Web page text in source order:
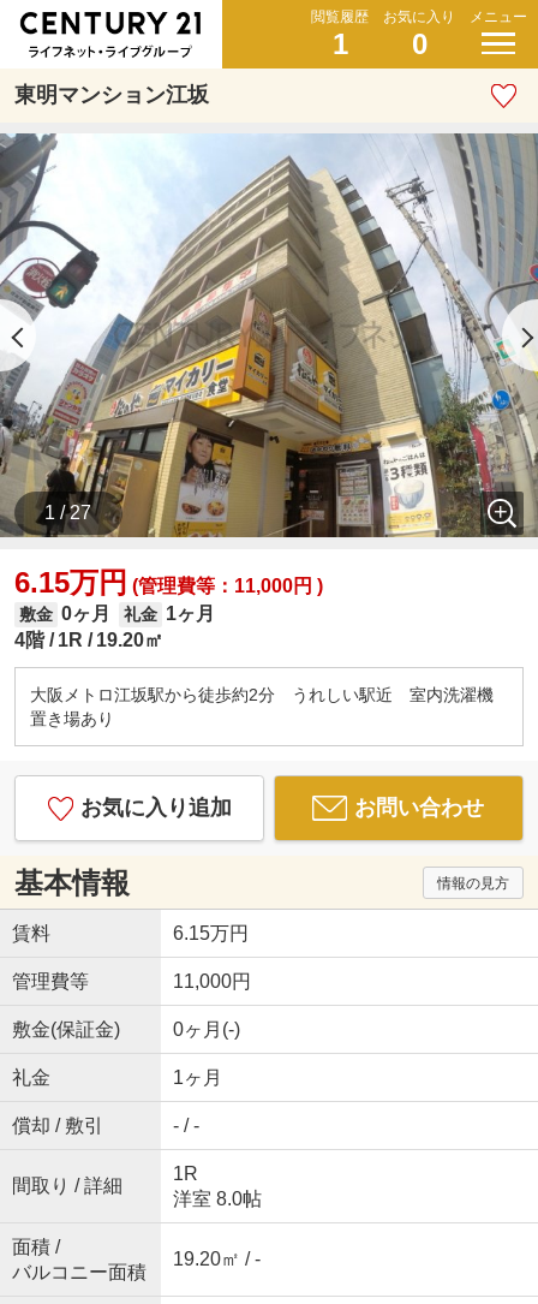
閲覧履歴
1
お気に入り
0
メニュー
東明マンション江坂
1 / 27
6.15万円 (管理費等：11,000円 )
敷金 0ヶ月 礼金 1ヶ月
4階
1R 19.20㎡
大阪メトロ江坂駅から徒歩約2分 うれしい駅近 室内洗濯機
置き場あり
お気に入り追加 お問い合わせ
基本情報 情報の見方
賃料 6.15万円
管理費等 11,000円
敷金(保証金) 0ヶ月(-)
礼金 1ヶ月
償却 / 敷引 - / -
間取り / 詳細
1R
洋室 8.0帖
面積 /
バルコニー面積
19.20㎡ / -